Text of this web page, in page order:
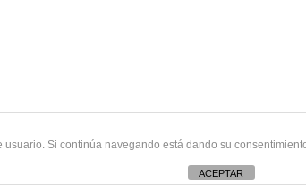
Si continúa navegando está dando su
ACEPTAR